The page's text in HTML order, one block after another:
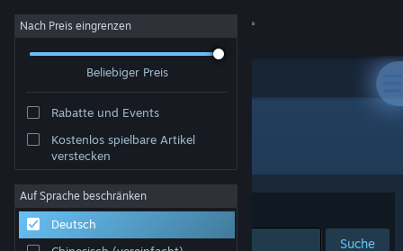
Anmelden
Info
Support
Nach Preis eingrenzen
Beliebiger Preis
Rabatte und Events
Kostenlos spielbare Artikel
verstecken
Auf Sprache beschränken
Deutsch
Publisher: TamaniDamani
Sortieren nach Relevanz
Suche